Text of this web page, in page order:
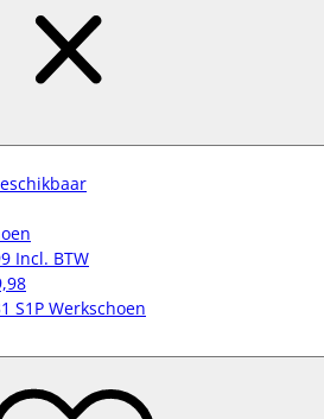
Incl. BTW